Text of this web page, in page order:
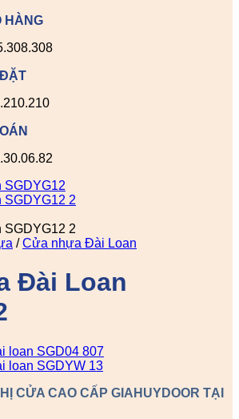
HÀNG
/ Cửa nhựa Đài Loan
Đài Loan
CỬA CAO CẤP GIAHUYDOOR TẠI